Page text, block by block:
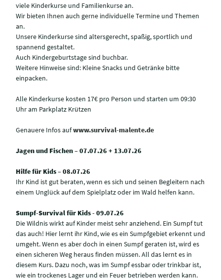
viele Kinderkurse und Familienkurse an.
Wir bieten Ihnen auch gerne individuelle Termine und Themen
an.
Unsere Kinderkurse sind altersgerecht, spaßig, sportlich und
spannend gestaltet.
Auch Kindergeburtstage sind buchbar.
Weitere Hinweise sind: Kleine Snacks und Getränke bitte
einpacken.
Alle Kinderkurse kosten 17€ pro Person und starten um 09:30
Uhr am Parkplatz Krützen
Genauere Infos aufwww.survival-malente.de
Jagen und Fischen – 07.07.26 + 13.07.26
Hilfe für Kids – 08.07.26
Ihr Kind ist gut beraten, wenn es sich und seinen Begleitern nach
einem Unglück auf dem Spielplatz oder im Wald helfen kann.
Sumpf-Survival für Kids - 09.07.26
Die Wildnis wirkt auf Kinder meist sehr anziehend. Ein Sumpf tut
das auch! Hier lernt ihr Kind, wie es ein Sumpfgebiet erkennt und
umgeht. Wenn es aber doch in einen Sumpf geraten ist, wird es
einen sicheren Weg heraus finden müssen. All das lernt es in
diesem Kurs. Dazu noch, was im Sumpf essbar oder trinkbar ist,
wie ein trockenes Lager und ein Feuer betrieben werden kann.